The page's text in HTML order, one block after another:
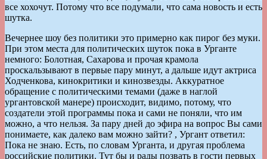
все хохочут. Потому что все подумали, что сама новость и есть
шутка.
Вечернее шоу без политики это примерно как пирог без муки.
При этом места для политических шуток пока в Урганте
немного: Болотная, Сахарова и прочая крамола
проскальзывают в первые пару минут, а дальше идут актриса
Ходченкова, кинокритики и кинозвезды. Аккуратное
обращение с политическими темами (даже в наглой
ургантовской манере) происходит, видимо, потому, что
создатели этой программы пока и сами не поняли, что им
можно, а что нельзя. За пару дней до эфира на вопрос Вы сами
понимаете, как далеко вам можно зайти? , Ургант ответил:
Пока не знаю. Есть, по словам Урганта, и другая проблема
российские политики. Тут бы и рады позвать в гости первых